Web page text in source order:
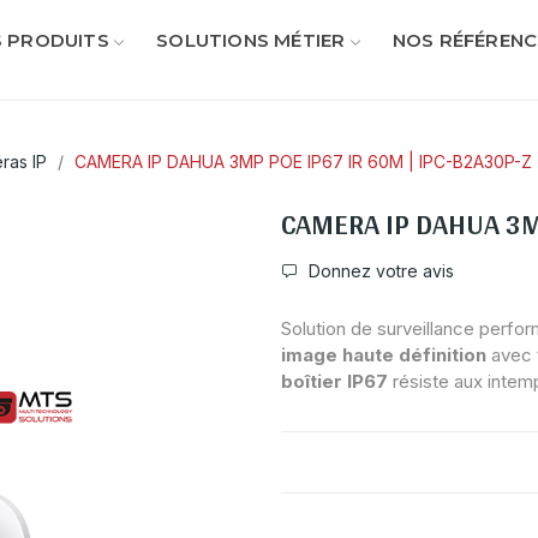
PRODUITS SOLUTIONS MÉTIER NOS
IP CAMERA IP DAHUA 3MP POE IP67 IR 60M | IPC-B2A30P-Z
CAMERA IP DAHUA
Donnez votre avis
Solution de surveillance
image haute définition avec
boîtier IP67 résiste aux